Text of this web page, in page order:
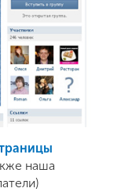
наша